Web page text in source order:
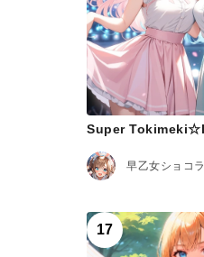
早乙女ショコラ
17